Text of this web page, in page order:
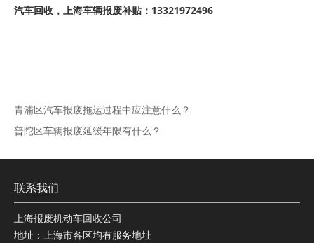
汽车回收，上海车辆报废补贴：13321972496
青浦区汽车报废拖运过程中应注意什么？
普陀区车辆报废延缓年限有什么？
联系我们
上海报废机动车回收公司
地址：上海市各区均有服务地址